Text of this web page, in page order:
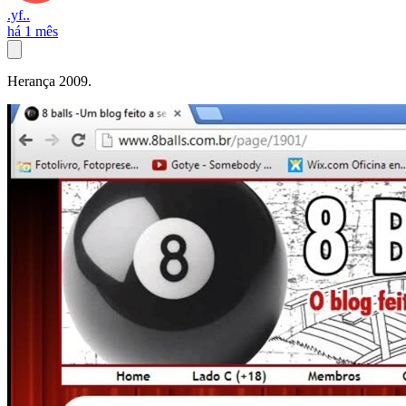
.yf..
há 1 mês
Herança 2009.